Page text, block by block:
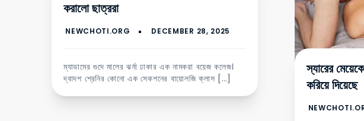
করালো ছাত্ররা
ম্যাডামের গুদে মালের ঝর্না ঢাকার এক নামকরা বয়েজ কলেজ।
দ্বাদশ শ্রেনির কোনো এক সেকশনের বায়োলজি ক্লাস […]
স্যারের
করিয়ে দিয়েছে